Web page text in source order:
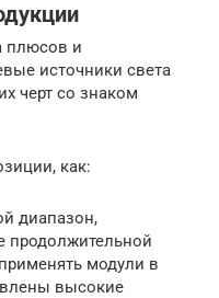
плюсов и
источники света
черт со знаком
как:
диапазон,
продолжительной
модули в
высокие